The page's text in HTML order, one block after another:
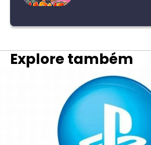
Explore também